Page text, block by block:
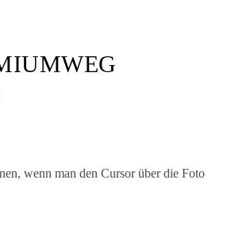
wenn man den Cursor über die Foto